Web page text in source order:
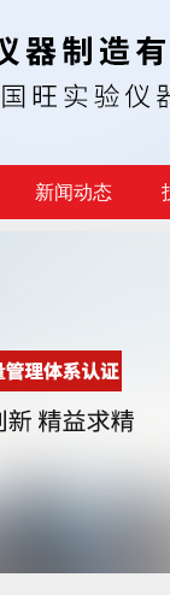
新闻动态